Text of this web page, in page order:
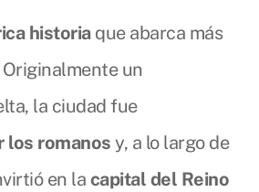
historiaque abarca más
un
la ciudad fue
los romanos y, a lo largo de
en la capital del Reino